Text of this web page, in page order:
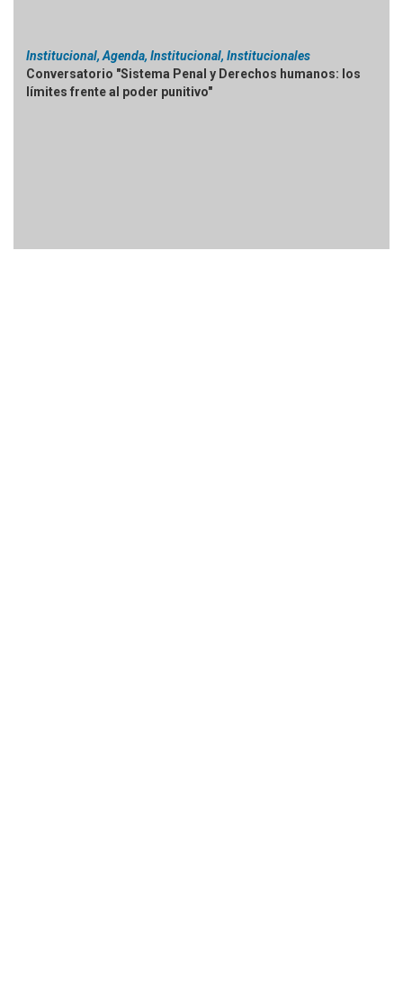
Institucional, Agenda, Institucional, Institucionales
Conversatorio "Sistema Penal y Derechos humanos: los
límites frente al poder punitivo"